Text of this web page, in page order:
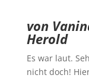
von
Herold
Es war laut.
nicht doch!